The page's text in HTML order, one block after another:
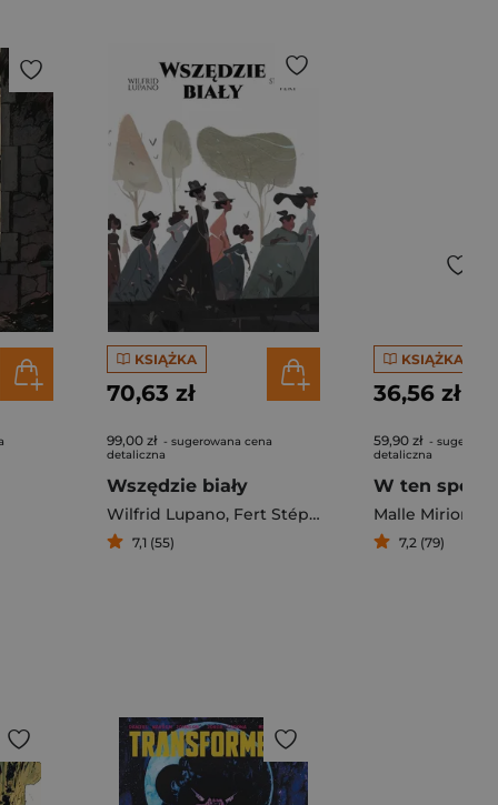
KSIĄŻKA
70,63 zł
99,00 zł - sugerowana cena
detaliczna
Wszędzie biały
Wilfrid Lupano, Fert Stéphane
7,1 (55)
KSIĄŻKA
36,56 zł
59,90 zł -
detaliczna
W ten
Malle Mirion
7,2 (79)